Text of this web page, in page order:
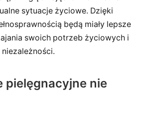
sytuacje życiowe. Dzięki
będą miały lepsze
swoich potrzeb życiowych i
pielęgnacyjne nie